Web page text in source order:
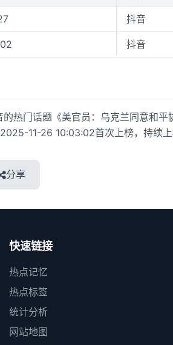
抖音
抖音
热门话题《美官员：乌克兰同意和平
11-26 10:03:02首次上榜，持续上
分享
快速链接
热点记忆
热点标签
统计分析
网站地图